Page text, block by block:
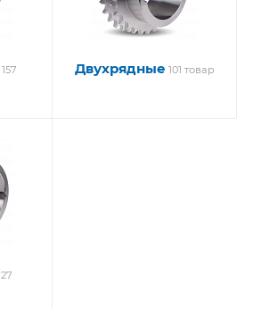
157
Двухрядные 101 товар
27